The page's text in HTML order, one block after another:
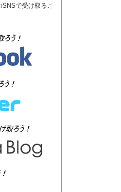
で受け取るこ